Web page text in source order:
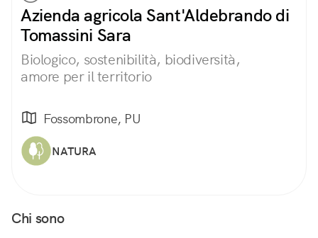
Azienda agricola Sant'Aldebrando di
Tomassini Sara
Biologico, sostenibilità, biodiversità,
amore per il territorio
Fossombrone, PU
NATURA
Chi sono